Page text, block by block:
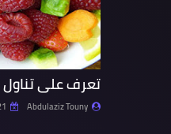
تعرف على
Abdulaziz Touny
21